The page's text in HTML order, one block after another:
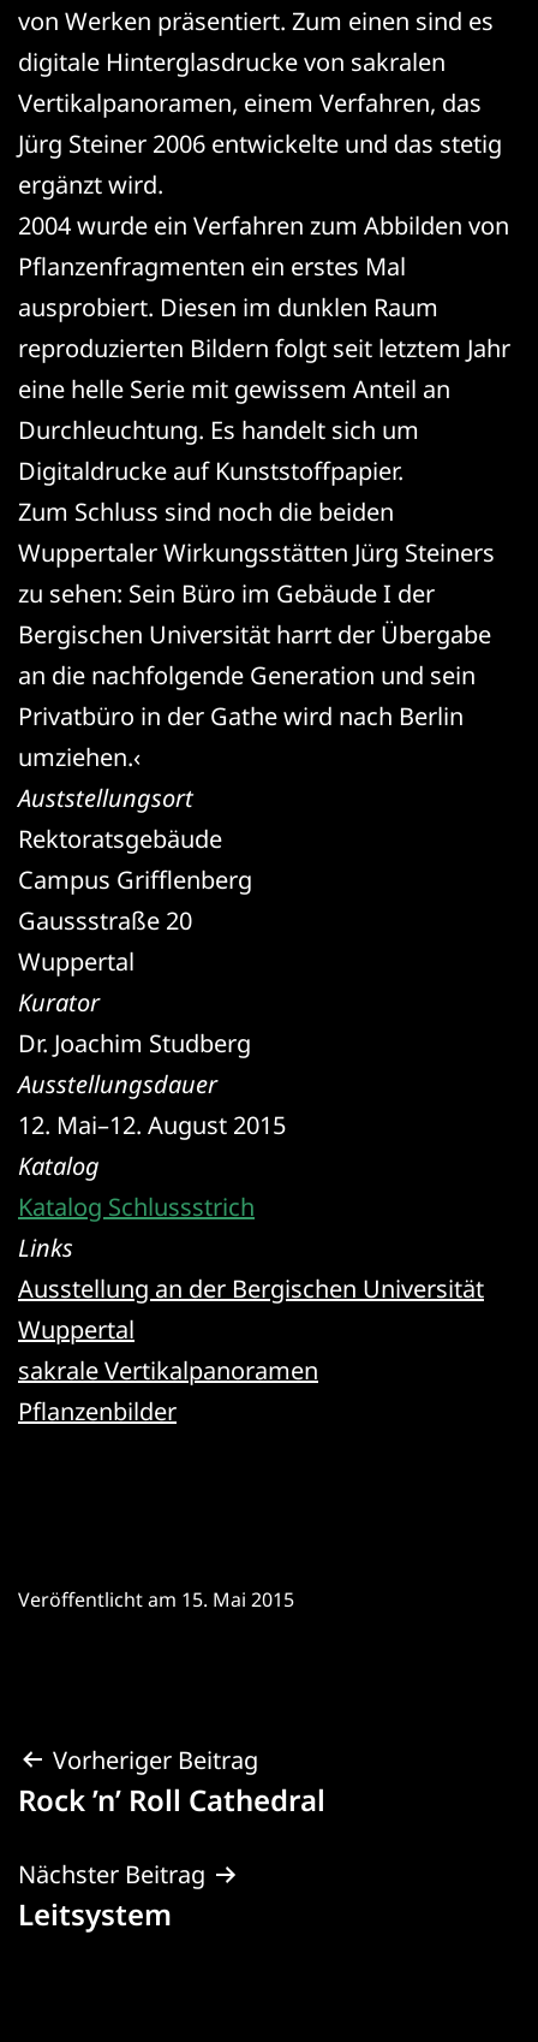
von Werken präsentiert. Zum einen sind es
digitale Hinterglasdrucke von sakralen
Vertikalpanoramen, einem Verfahren, das
Jürg Steiner 2006 entwickelte und das stetig
ergänzt wird.
2004 wurde ein Verfahren zum Abbilden von
Pflanzenfragmenten ein erstes Mal
ausprobiert. Diesen im dunklen Raum
reproduzierten Bildern folgt seit letztem Jahr
eine helle Serie mit gewissem Anteil an
Durchleuchtung. Es handelt sich um
Digitaldrucke auf Kunststoffpapier.
Zum Schluss sind noch die beiden
Wuppertaler Wirkungsstätten Jürg Steiners
zu sehen: Sein Büro im Gebäude I der
Bergischen Universität harrt der Übergabe
an die nachfolgende Generation und sein
Privatbüro in der Gathe wird nach Berlin
umziehen.‹
Auststellungsort
Rektoratsgebäude
Campus Grifflenberg
Gaussstraße 20
Wuppertal
Kurator
Dr. Joachim Studberg
Ausstellungsdauer
12. Mai–12. August 2015
Katalog
Katalog Schlussstrich
Links
Ausstellung an der Bergischen Universität
Wuppertal
sakrale Vertikalpanoramen
Pflanzenbilder
Veröffentlicht am 15. Mai 2015
Beitragsnavigation
Vorheriger Beitrag
Rock ’n’ Roll Cathedral
Nächster Beitrag
Leitsystem